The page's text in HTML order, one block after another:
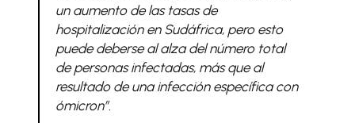
un aumento de las tasas de
hospitalización en Sudáfrica, pero esto
puede deberse al alza del número total
de personas infectadas, más que al
resultado de una infección específica con
ómicron”.